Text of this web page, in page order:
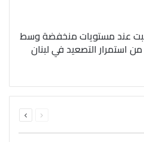
عند مستويات منخفضة وسط
استمرار التصعيد في لبنان
الصفحةالصفحة